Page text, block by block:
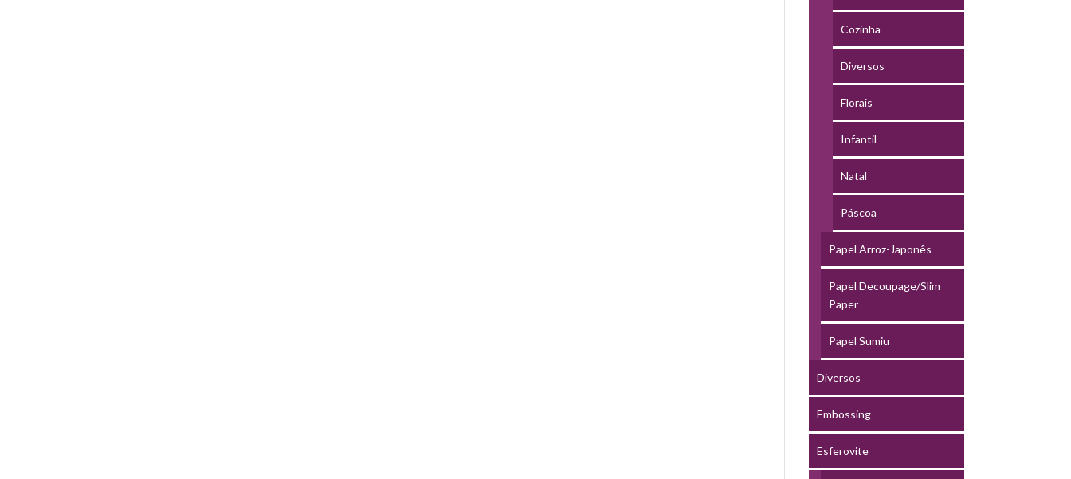
Cozinha
Diversos
Florais
Infantil
Natal
Páscoa
Papel Arroz-Japonês
Papel Decoupage/Slim
Paper
Papel Sumiu
Diversos
Embossing
Esferovite